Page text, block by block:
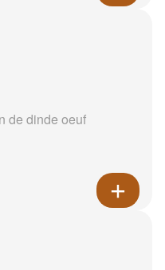
de dinde oeuf